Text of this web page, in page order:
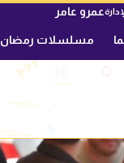
عمرو عامر
مسلسلات رمضان 2026